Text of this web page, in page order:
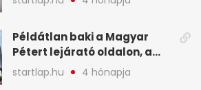
képekben
Példátlan baki a Magyar
Pétert lejárató oldalon, a
Lidlnek azonnal lépnie
kellett - A hét legfontosabb
startlap.hu 4 hónapja